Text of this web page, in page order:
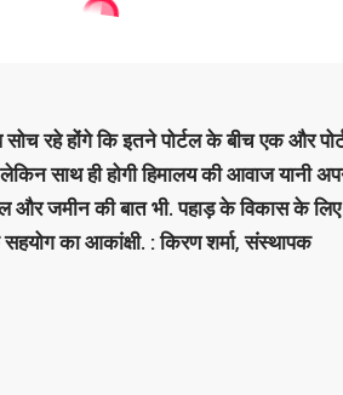
रहे होंगे कि इतने पोर्टल के बीच एक और
साथ ही होगी हिमालय की आवाज यानी
जमीन की बात भी. पहाड़ के विकास के लिए
का आकांक्षी. : किरण शर्मा, संस्‍थापक